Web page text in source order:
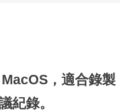
，適合錄製
紀錄。